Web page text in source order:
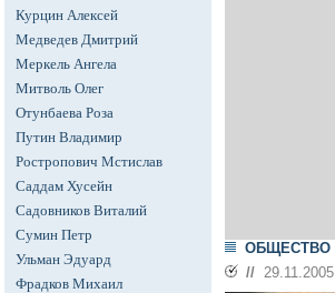
Курцин Алексей
Медведев Дмитрий
Меркель Ангела
Митволь Олег
Отунбаева Роза
Путин Владимир
Ростропович Мстислав
Саддам Хусейн
Садовников Виталий
Сумин Петр
Ульман Эдуард
Фрадков Михаил
ОБЩЕСТВО
// 29.11.2005